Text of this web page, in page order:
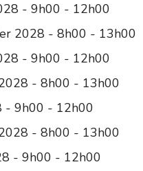
- 9h00 - 12h00
2028 - 8h00 - 13h00
- 9h00 - 12h00
- 8h00 - 13h00
- 9h00 - 12h00
- 8h00 - 13h00
- 9h00 - 12h00